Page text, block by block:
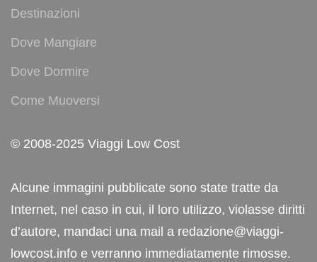
Destinazioni
Dove Mangiare
Dove Dormire
Come Muoversi
© 2008-2025 Viaggi Low Cost
Alcune immagini pubblicate sono state tratte da
Internet, nel caso in cui, il loro utilizzo, violasse diritti
d’autore, mandaci una mail a redazione@viaggi-
lowcost.info e verranno immediatamente rimosse.